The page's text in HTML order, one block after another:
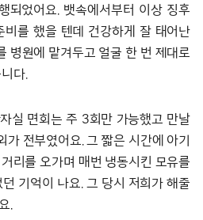
되었어요. 뱃속에서부터 이상 징후
비를 했을 텐데 건강하게 잘 태어난
병원에 맡겨두고 얼굴 한 번 제대로
다.
실 면회는 주 3회만 가능했고 만날
전부였어요. 그 짧은 시간에 아기
리를 오가며 매번 냉동시킨 모유를
기억이 나요. 그 당시 저희가 해줄
.